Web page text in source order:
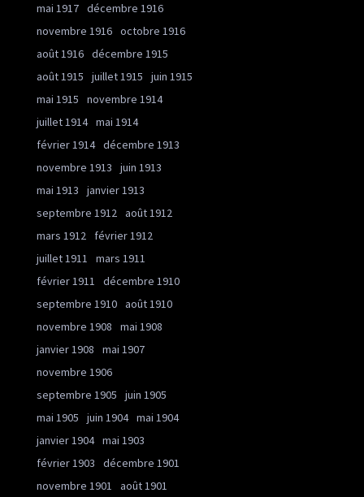
mai 1917 décembre 1916
novembre 1916 octobre 1916
août 1916 décembre 1915
août 1915
juillet 1915
juin 1915
mai 1915
novembre 1914
juillet 1914 mai 1914
février 1914 décembre 1913
novembre 1913
juin 1913
mai 1913
janvier 1913
septembre 1912 août 1912
mars 1912
février 1912
juillet 1911
mars 1911
février 1911
décembre 1910
septembre 1910 août 1910
novembre 1908
mai 1908
janvier 1908
mai 1907
novembre 1906
septembre 1905
juin 1905
mai 1905
juin 1904 mai 1904
janvier 1904 mai 1903
février 1903
décembre 1901
novembre 1901
août 1901